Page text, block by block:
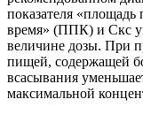
показателя
время» (ППК) и Скс
величине дозы. При
пищей, содержащей
всасывания
максималь­ной